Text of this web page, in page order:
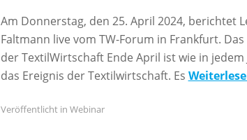
Am Donnerstag, den 25. April 2024, berichtet
Faltmann live vom TW-Forum in Frankfurt.
der TextilWirtschaft Ende April ist wie in jedem
das Ereignis der Textilwirtschaft. Es
Veröffentlicht in Webinar